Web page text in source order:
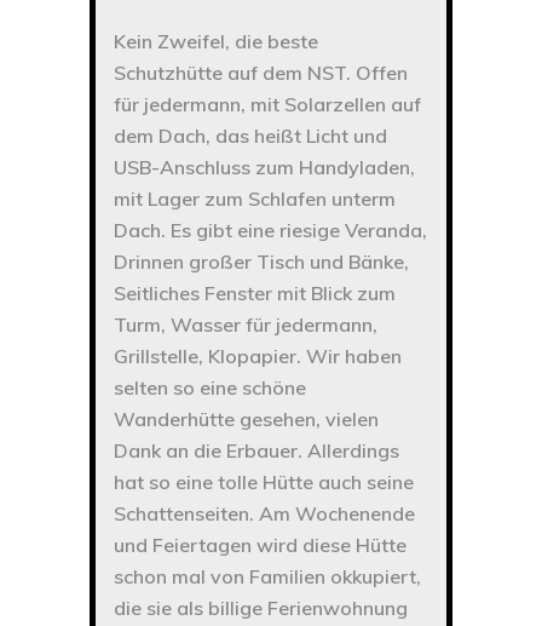
Kein Zweifel, die beste
Schutzhütte auf dem NST. Offen
für jedermann, mit Solarzellen auf
dem Dach, das heißt Licht und
USB-Anschluss zum Handyladen,
mit Lager zum Schlafen unterm
Dach. Es gibt eine riesige Veranda,
Drinnen großer Tisch und Bänke,
Seitliches Fenster mit Blick zum
Turm, Wasser für jedermann,
Grillstelle, Klopapier. Wir haben
selten so eine schöne
Wanderhütte gesehen, vielen
Dank an die Erbauer. Allerdings
hat so eine tolle Hütte auch seine
Schattenseiten. Am Wochenende
und Feiertagen wird diese Hütte
schon mal von Familien okkupiert,
die sie als billige Ferienwohnung